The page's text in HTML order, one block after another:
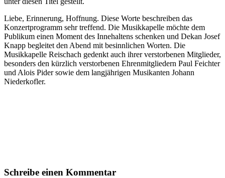
Liebe, Erinnerung, Hoffnung. Diese Worte beschreiben das
Konzertprogramm sehr treffend. Die Musikkapelle möchte dem
Publikum einen Moment des Innehaltens schenken und Dekan Josef
Knapp begleitet den Abend mit besinnlichen Worten. Die
Musikkapelle Reischach gedenkt auch ihrer verstorbenen Mitglieder,
besonders den kürzlich verstorbenen Ehrenmitgliedern Paul Feichter
und Alois Pider sowie dem langjährigen Musikanten Johann
Niederkofler.
Schreibe einen Kommentar